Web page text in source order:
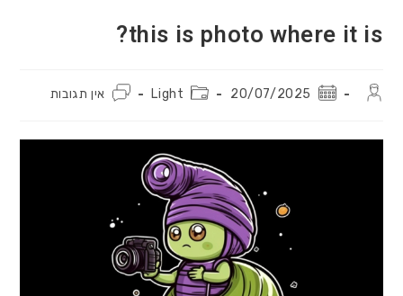
this is photo where it is?
מחבר: פורסם:20/07/2025 קטגוריה:
Light תגובות:אין תגובות